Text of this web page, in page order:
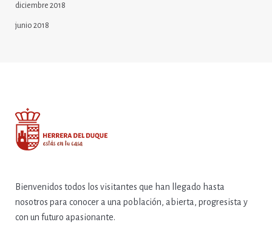
diciembre 2018
junio 2018
Bienvenidos todos los visitantes que han llegado hasta
nosotros para conocer a una población, abierta, progresista y
con un futuro apasionante.